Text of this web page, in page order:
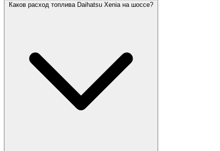
Каков расход топлива Daihatsu Xenia на шоссе?